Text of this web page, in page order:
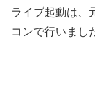
ライブ起動は、
コンで行いまし